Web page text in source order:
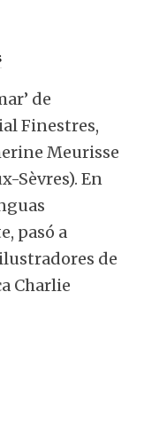
de
Finestres,
Meurisse
Sèvres). En
pasó a
de
Charlie